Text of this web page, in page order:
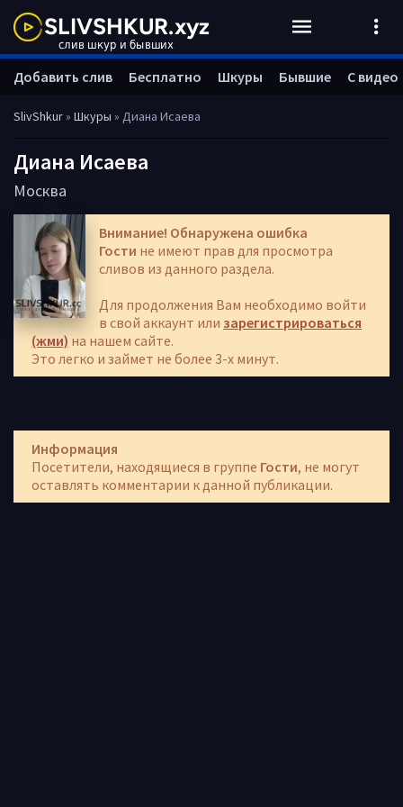
SlivShkur» Шкуры » Диана Исаева
Диана Исаева
Москва
Внимание! Обнаружена ошибка
Гости не имеют прав для просмотра
сливов из данного раздела.
Для продолжения Вам необходимо войти
в свой аккаунт или зарегистрироваться
(жми) на нашем сайте.
Это легко и займет не более 3-х минут.
Информация
Посетители, находящиеся в группе Гости, не могут
оставлять комментарии к данной публикации.
Добавить слив Бесплатно Шкуры Бывшие С видео